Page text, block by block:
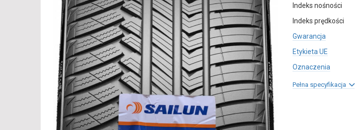
Indeks nośności
Indeks prędkości
Gwarancja
Etykieta UE
Oznaczenia
Pełna specyfikacja